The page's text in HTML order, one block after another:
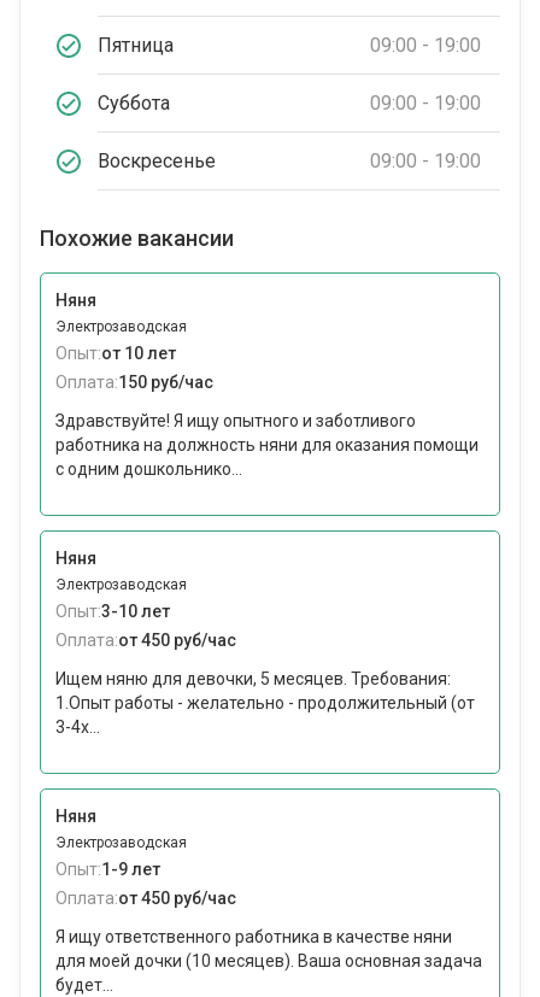
Пятница 09:00 - 19:00
Суббота 09:00 - 19:00
Воскресенье 09:00 - 19:00
Похожие вакансии
Няня
Электрозаводская
Опыт:от 10 лет
Оплата:150 руб/час
Здравствуйте! Я ищу опытного и заботливого
работника на должность няни для оказания помощи
с одним дошкольнико...
Няня
Электрозаводская
Опыт:3-10 лет
Оплата:от 450 руб/час
Ищем няню для девочки, 5 месяцев. Требования:
1.Опыт работы - желательно - продолжительный (от
3-4х...
Няня
Электрозаводская
Опыт:1-9 лет
Оплата:от 450 руб/час
Я ищу ответственного работника в качестве няни
для моей дочки (10 месяцев). Ваша основная задача
будет...